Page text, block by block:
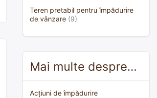
Teren pretabil pentru împădurire
de vânzare (9)
Mai multe despre…
Acțiuni de împădurire